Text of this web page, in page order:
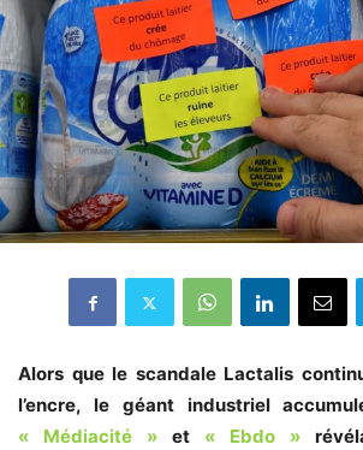
Alors que le scandale Lactalis
l’encre, le géant industriel
« Médiacité » et « Ebdo »